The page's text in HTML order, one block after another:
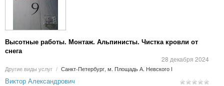
Высотные работы. Монтаж. Альпинисты. Чистка кровли от
снега
28 декабря 2024
Другие виды услуг / Санкт-Петербург, м. Площадь А. Невского I
Виктор Александрович